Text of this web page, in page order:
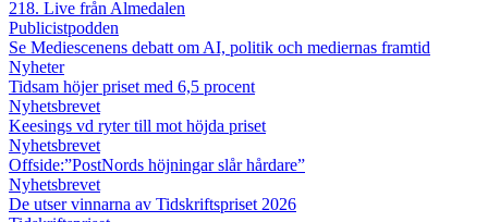
218. Live från Almedalen
Publicistpodden
Se Mediescenens debatt om AI, politik och mediernas framtid
Nyheter
Tidsam höjer priset med 6,5 procent
Nyhetsbrevet
Keesings vd ryter till mot höjda priset
Nyhetsbrevet
Offside:”PostNords höjningar slår hårdare”
Nyhetsbrevet
De utser vinnarna av Tidskriftspriset 2026